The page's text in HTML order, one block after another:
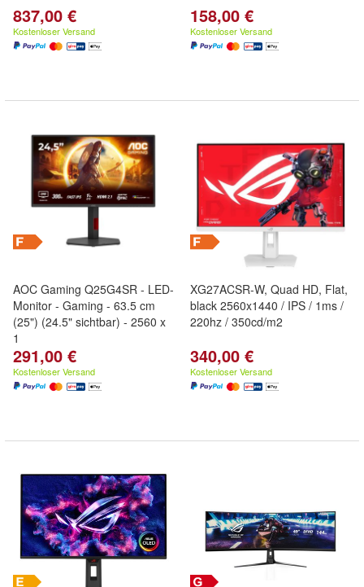
837,00 €
Kostenloser Versand
158,00 €
Kostenloser Versand
AOC Gaming Q25G4SR - LED-
Monitor - Gaming - 63.5 cm
(25") (24.5" sichtbar) - 2560 x
1
291,00 €
Kostenloser Versand
XG27ACSR-W, Quad HD, Flat,
black 2560x1440 / IPS / 1ms /
220hz / 350cd/m2
340,00 €
Kostenloser Versand